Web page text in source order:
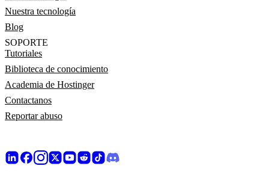
Nuestra tecnología
Blog
SOPORTE
Tutoriales
Biblioteca de conocimiento
Academia de Hostinger
Contactanos
Reportar abuso